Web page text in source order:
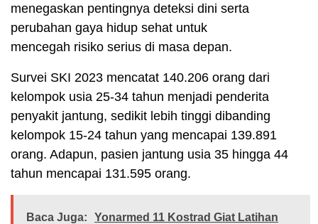
menegaskan pentingnya deteksi dini serta
perubahan gaya hidup sehat untuk
mencegah risiko serius di masa depan.
Survei SKI 2023 mencatat 140.206 orang dari
kelompok usia 25-34 tahun menjadi penderita
penyakit jantung, sedikit lebih tinggi dibanding
kelompok 15-24 tahun yang mencapai 139.891
orang. Adapun, pasien jantung usia 35 hingga 44
tahun mencapai 131.595 orang.
Baca Juga:
Yonarmed 11 Kostrad Giat Latihan